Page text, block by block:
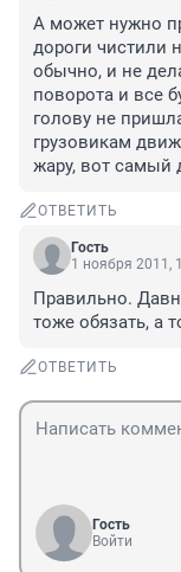
А может нужно
дороги чистили
обычно, и не
поворота и все
голову не
грузовикам
жару, вот самый
ОТВЕТИТЬ
Гость
1 ноября 2011,
Правильно.
тоже обязать, а
ОТВЕТИТЬ
Гость
Войти